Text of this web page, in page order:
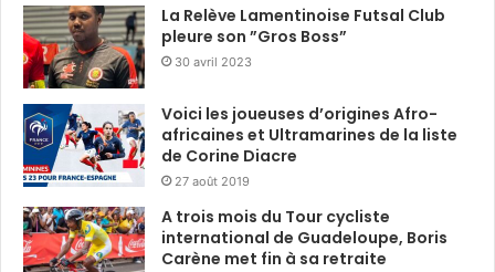
La Relève Lamentinoise Futsal Club
pleure son ”Gros Boss”
30 avril 2023
Voici les joueuses d’origines Afro-
africaines et Ultramarines de la liste
de Corine Diacre
27 août 2019
A trois mois du Tour cycliste
international de Guadeloupe, Boris
Carène met fin à sa retraite